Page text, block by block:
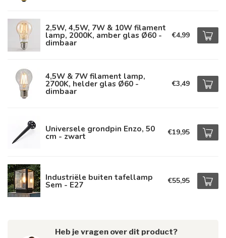
2,5W, 4,5W, 7W & 10W filament
lamp, 2000K, amber glas Ø60 -
dimbaar
€4,99
4,5W & 7W filament lamp,
2700K, helder glas Ø60 -
dimbaar
€3,49
Universele grondpin Enzo, 50
cm - zwart €19,95
Industriële buiten tafellamp
Sem - E27 €55,95
Heb je vragen over dit product?